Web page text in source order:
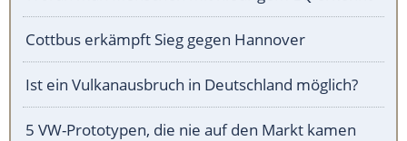
Cottbus erkämpft Sieg gegen Hannover
Ist ein Vulkanausbruch in Deutschland möglich?
5 VW-Prototypen, die nie auf den Markt kamen